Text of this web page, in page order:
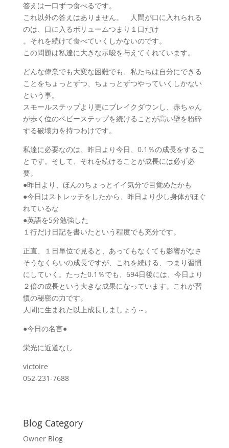
答えは一口ずつ食べるです。
これ以外の答えはありません。 人間が口に入れられる
のは、口に入るボリュームつまり１口だけ
。それを続けて食べていくしかないのです。
この問題は私達に大きな示唆を与えてくれています。
どんな偉業でも大変な困難でも、私たちは自分にできる
ことをちょっとずつ、ちょっとずつやっていくしかない
という事。
スモールステップより更にブレイクダウンし、赤ちゃん
が歩く位のベビーステップを続けることが高い壁を粉砕
する破壊力を持つわけです。
私達に必要なのは、昨日より今日、0.1％の成長をするこ
とです。そして、それを続けることが成長には必ず必
要。
●昨日より、ほんのちょっとイイ気分で目覚めたかも
●今日はストレッチをしたから、昨日より少し身体がほぐ
れているな
●英語を5分勉強した
１行だけ日記を書いたという程度でも充分です。
正直、１日単位で見ると、あってもなくても影響がなさ
そうなくらいの成長ですが、これを続ける、つまり習慣
にしていく。たった0.1％でも、694日後には、今日より
２倍の成長という大きな成果になっています。これが習
慣の秘密の力です。
人間に生まれた以上成長しましょう～。
●今日の名言●
栄光に近道なし
victoire
052-231-7688
Blog Category
Owner Blog